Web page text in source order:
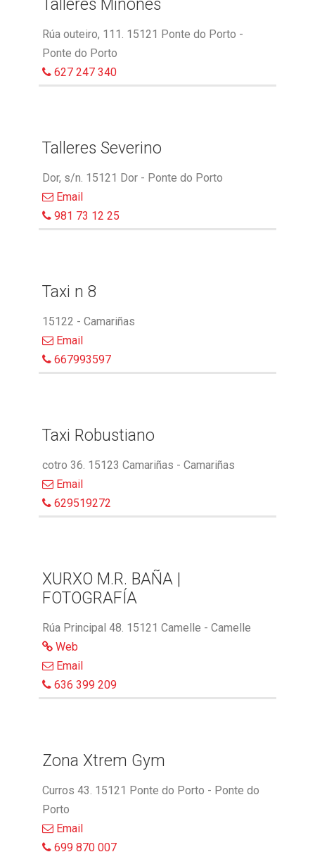
Talleres Miñones
Rúa outeiro, 111. 15121 Ponte do Porto -
Ponte do Porto
627 247 340
Talleres Severino
Dor, s/n. 15121 Dor - Ponte do Porto
Email
981 73 12 25
Taxi n 8
15122 - Camariñas
Email
667993597
Taxi Robustiano
cotro 36. 15123 Camariñas - Camariñas
Email
629519272
XURXO M.R. BAÑA |
FOTOGRAFÍA
Rúa Principal 48. 15121 Camelle - Camelle
Web
Email
636 399 209
Zona Xtrem Gym
Curros 43. 15121 Ponte do Porto - Ponte do
Porto
Email
699 870 007